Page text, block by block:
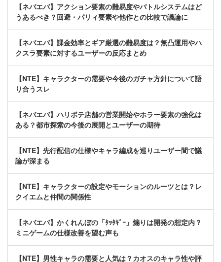
【ネバエバ】アクション要素の難易度やバトルシステムはど
うあるべき？回避・パリィ要素や他作との比較で議論に
【ネバエバ】課金効率とギア厳選の難易度は？無凸運用やハ
クスラ要素に対するユーザーの反応まとめ
【NTE】キャラクターの需要や今後のガチャ方針について語
り合うスレ
【ネバエバ】ハリボテ店舗の営業開始やホラー要素の強化は
ある？都市探索の今後の展開とユーザーの期待
【NTE】先行配信の仕様やキャラ編成を巡りユーザー間で議
論が深まる
【NTE】キャラクターの設定やモーションのルーツとは？レ
クイエムと仲間の関係性
【ネバエバ】かくれんぼの「ﾀｯﾀｷﾞｰ」煽りは開発の想定内？
ミニゲームの仕様改善を望む声も
【NTE】男性キャラの需要と人気は？カオスのキャラ性や評